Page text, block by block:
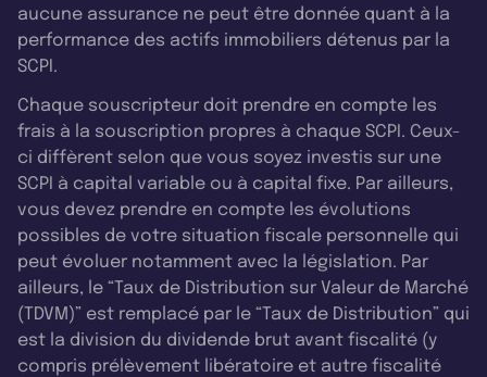
aucune assurance ne peut être donnée quant à la
performance des actifs immobiliers détenus par la
SCPI.
Chaque souscripteur doit prendre en compte les
frais à la souscription propres à chaque SCPI. Ceux-
ci diffèrent selon que vous soyez investis sur une
SCPI à capital variable ou à capital fixe. Par ailleurs,
vous devez prendre en compte les évolutions
possibles de votre situation fiscale personnelle qui
peut évoluer notamment avec la législation. Par
ailleurs, le “Taux de Distribution sur Valeur de Marché
(TDVM)” est remplacé par le “Taux de Distribution” qui
est la division du dividende brut avant fiscalité (y
compris prélèvement libératoire et autre fiscalité